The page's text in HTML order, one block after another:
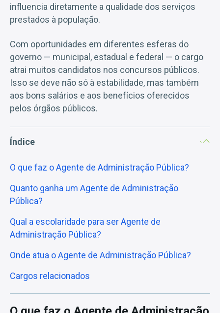
influencia diretamente a qualidade dos serviços
prestados à população.
Com oportunidades em diferentes esferas do
governo — municipal, estadual e federal — o cargo
atrai muitos candidatos nos concursos públicos.
Isso se deve não só à estabilidade, mas também
aos bons salários e aos benefícios oferecidos
pelos órgãos públicos.
Índice
O que faz o Agente de Administração Pública?
Quanto ganha um Agente de Administração
Pública?
Qual a escolaridade para ser Agente de
Administração Pública?
Onde atua o Agente de Administração Pública?
Cargos relacionados